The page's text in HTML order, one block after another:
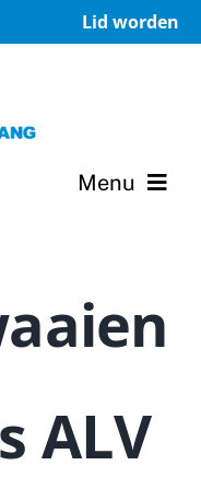
Lid worden
Menu
ALV